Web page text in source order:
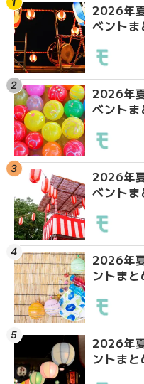
2026年
ベント
2026年
ベント
2026年
ベント
2026年
ントま
2026年
ントま